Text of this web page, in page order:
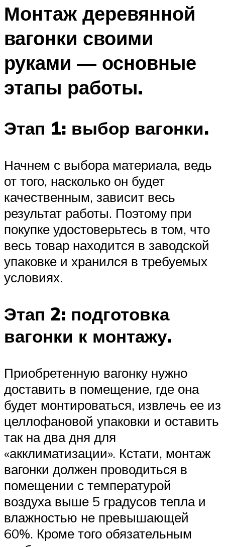
Монтаж деревянной
вагонки своими
руками — основные
этапы работы.
Этап 1: выбор вагонки.
Начнем с выбора материала, ведь
от того, насколько он будет
качественным, зависит весь
результат работы. Поэтому при
покупке удостоверьтесь в том, что
весь товар находится в заводской
упаковке и хранился в требуемых
условиях.
Этап 2: подготовка
вагонки к монтажу.
Приобретенную вагонку нужно
доставить в помещение, где она
будет монтироваться, извлечь ее из
целлофановой упаковки и оставить
так на два дня для
«акклиматизации». Кстати, монтаж
вагонки должен проводиться в
помещении с температурой
воздуха выше 5 градусов тепла и
влажностью не превышающей
60%. Кроме того обязательным